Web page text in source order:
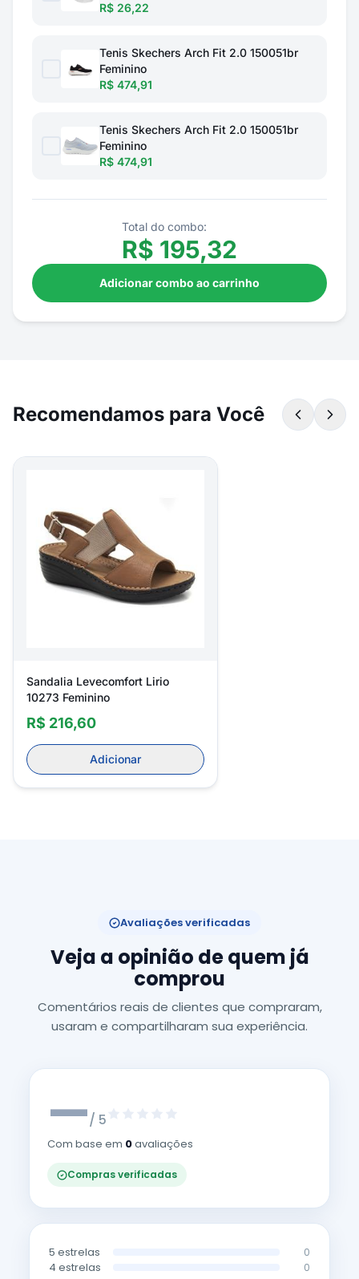
R$ 26,22
Tenis Skechers Arch Fit 2.0 150051br
Feminino
R$ 474,91
Tenis Skechers Arch Fit 2.0 150051br
Feminino
R$ 474,91
Total do combo:
R$ 195,32
Adicionar combo ao carrinho
Recomendamos para Você
Sandalia Levecomfort Lirio
10273 Feminino
R$ 216,60
Adicionar
Avaliações verificadas
Veja a opinião de quem já
comprou
Comentários reais de clientes que compraram,
usaram e compartilharam sua experiência.
—/ 5
Com base em 0avaliações
Compras verificadas
5 estrelas 0
4 estrelas 0